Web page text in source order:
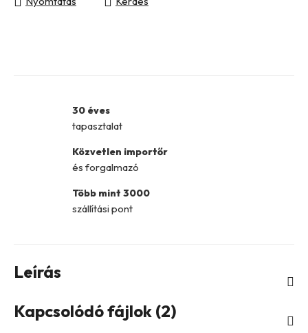
30 éves
tapasztalat
Közvetlen importőr
és forgalmazó
Több mint 3000
szállítási pont
Leírás
Kapcsolódó fájlok (2)